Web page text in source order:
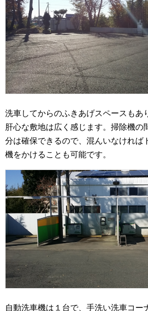
洗車してからのふきあげスペースもあ
肝心な敷地は広く感じます。掃除機の
分は確保できるので、混んいなければ
機をかけることも可能です。
自動洗車機は１台で、手洗い洗車コー